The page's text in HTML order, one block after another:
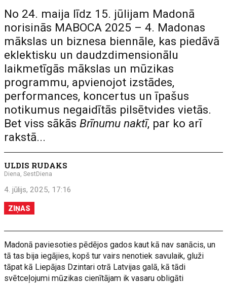
No 24. maija līdz 15. jūlijam Madonā
norisinās MABOCA 2025 – 4. Madonas
mākslas un biznesa biennāle, kas piedāvā
eklektisku un daudzdimensionālu
laikmetīgās mākslas un mūzikas
programmu, apvienojot izstādes,
performances, koncertus un īpašus
notikumus negaidītās pilsētvides vietās.
Bet viss sākāsBrīnumu naktī, par ko arī
rakstā...
ULDIS RUDAKS
Diena, SestDiena
4. jūlijs, 2025, 17:16
ZIŅAS
Madonā paviesoties pēdējos gados kaut kā nav sanācis, un
tā tas bija iegājies, kopš tur vairs nenotiek savulaik, gluži
tāpat kā Liepājas Dzintari otrā Latvijas galā, kā tādi
svētceļojumi mūzikas cienītājam ik vasaru obligāti